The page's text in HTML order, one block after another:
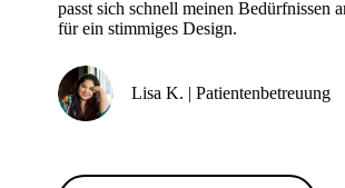
passt sich schnell meinen Bedürfnissen
für ein stimmiges Design.
Lisa K. | Patientenbetreuung